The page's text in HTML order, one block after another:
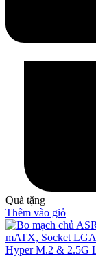
Quà tặng
Thêm vào giỏ